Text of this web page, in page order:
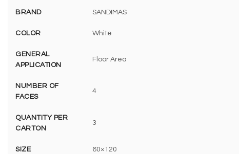
BRAND SANDIMAS
COLOR White
GENERAL
APPLICATION
Floor Area
NUMBER OF
FACES
4
QUANTITY PER
CARTON
3
SIZE 60×120